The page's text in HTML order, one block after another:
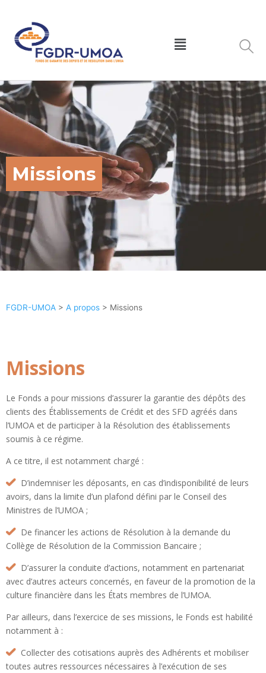
Missions
FGDR-UMOA > A propos > Missions
Missions
Le Fonds a pour missions d’assurer la garantie des dépôts des
clients des Établissements de Crédit et des SFD agréés dans
l’UMOA et de participer à la Résolution des établissements
soumis à ce régime.
A ce titre, il est notamment chargé :
D’indemniser les déposants, en cas d’indisponibilité de leurs
avoirs, dans la limite d’un plafond défini par le Conseil des
Ministres de l’UMOA ;
De financer les actions de Résolution à la demande du
Collège de Résolution de la Commission Bancaire ;
D’assurer la conduite d’actions, notamment en partenariat
avec d’autres acteurs concernés, en faveur de la promotion de la
culture financière dans les États membres de l’UMOA.
Par ailleurs, dans l’exercice de ses missions, le Fonds est habilité
notamment à :
Collecter des cotisations auprès des Adhérents et mobiliser
toutes autres ressources nécessaires à l’exécution de ses